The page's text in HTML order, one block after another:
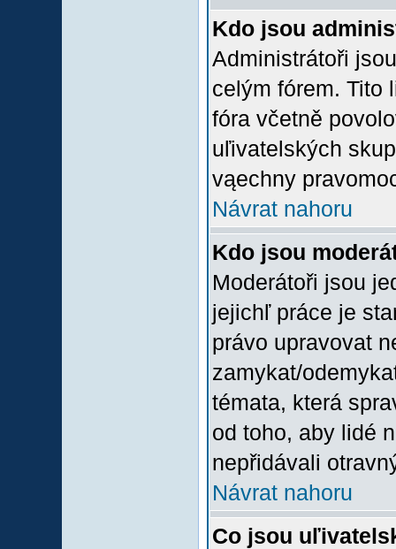
Kdo jsou
Administrátoři
celým fórem. Tito
fóra včetně
uľivatelských
vąechny
Návrat nahoru
Kdo jsou
Moderátoři jsou
jejichľ práce je
právo upravovat
zamykat/
témata, která
od toho, aby lidé
nepřidávali
Návrat nahoru
Co jsou